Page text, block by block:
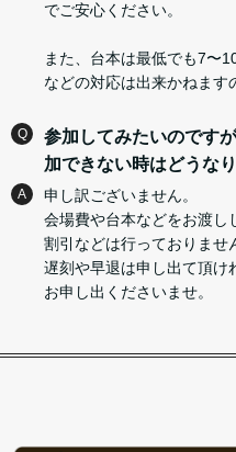
でご安心ください。
また、台本は最低でも7〜
などの対応は出来かねます
Q
参加してみたいのです
加できない時はどうな
A
申し訳ございません。
会場費や台本などをお渡し
割引などは行っておりませ
遅刻や早退は申し出て頂け
お申し出くださいませ。